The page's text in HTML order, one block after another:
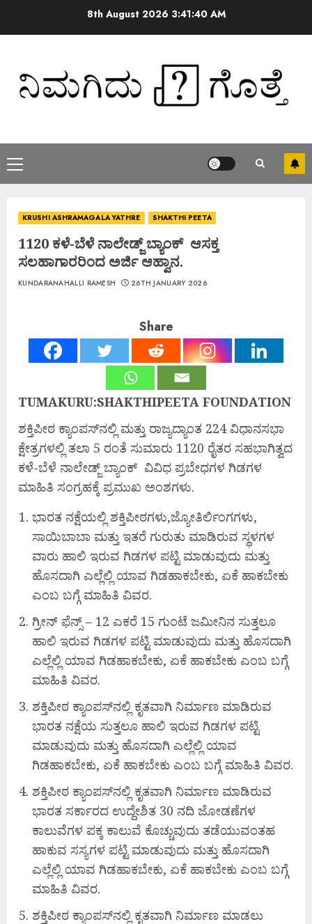
8th August 2026 3:41:41 AM
KRUSHI ASHRAMAGALA YATHRE SHAKTHI PEETA
1120 ಕಳೆ-ಬೆಳೆ ನಾಲೇಡ್ಜ್ ಬ್ಯಾಂಕ್ ಆಸಕ್ತ
ಸಲಹಾಗಾರರಿಂದ ಅರ್ಜಿ ಆಹ್ವಾನ.
KUNDARANAHALLI RAMESH 26TH JANUARY 2026
Share
TUMAKURU:SHAKTHIPEETA FOUNDATION
ಶಕ್ತಿಪೀಠ ಕ್ಯಾಂಪಸ್‌ನಲ್ಲಿ ಮತ್ತು ರಾಜ್ಯದ್ಯಾಂತ 224 ವಿಧಾನಸಭಾ
ಕ್ಷೇತ್ರಗಳಲ್ಲಿ ತಲಾ 5 ರಂತೆ ಸುಮಾರು 1120 ರೈತರ ಸಹಭಾಗಿತ್ವದ
ಕಳೆ-ಬೆಳೆ ನಾಲೇಡ್ಜ್ ಬ್ಯಾಂಕ್ ವಿವಿಧ ಪ್ರಬೇಧಗಳ ಗಿಡಗಳ
ಮಾಹಿತಿ ಸಂಗ್ರಹಕ್ಕೆ ಪ್ರಮುಖ ಅಂಶಗಳು.
ಭಾರತ ನಕ್ಷೆಯಲ್ಲಿ ಶಕ್ತಿಪೀಠಗಳು,ಜ್ಯೋತಿರ್ಲಿಂಗಗಳು,
ಸಾಯಿಬಾಬಾ ಮತ್ತು ಇತರೆ ಗುರುತು ಮಾಡಿರುವ ಸ್ಥಳಗಳ
ವಾರು ಹಾಲಿ ಇರುವ ಗಿಡಗಳ ಪಟ್ಟಿ ಮಾಡುವುದು ಮತ್ತು
ಹೊಸದಾಗಿ ಎಲ್ಲೆಲ್ಲಿ ಯಾವ ಗಿಡಹಾಕಬೇಕು, ಏಕೆ ಹಾಕಬೇಕು
ಎಂಬ ಬಗ್ಗೆ ಮಾಹಿತಿ ವಿವರ.
ಗ್ರೀನ್ ಫೆನ್ಸ್ – 12 ಎಕರೆ 15 ಗುಂಟೆ ಜಮೀನಿನ ಸುತ್ತಲೂ
ಹಾಲಿ ಇರುವ ಗಿಡಗಳ ಪಟ್ಟಿ ಮಾಡುವುದು ಮತ್ತು ಹೊಸದಾಗಿ
ಎಲ್ಲೆಲ್ಲಿ ಯಾವ ಗಿಡಹಾಕಬೇಕು, ಏಕೆ ಹಾಕಬೇಕು ಎಂಬ ಬಗ್ಗೆ
ಮಾಹಿತಿ ವಿವರ.
ಶಕ್ತಿಪೀಠ ಕ್ಯಾಂಪಸ್‌ನಲ್ಲಿ ಕೃತವಾಗಿ ನಿರ್ಮಾಣ ಮಾಡಿರುವ
ಭಾರತ ನಕ್ಷೆಯ ಸುತ್ತಲೂ ಹಾಲಿ ಇರುವ ಗಿಡಗಳ ಪಟ್ಟಿ
ಮಾಡುವುದು ಮತ್ತು ಹೊಸದಾಗಿ ಎಲ್ಲೆಲ್ಲಿ ಯಾವ
ಗಿಡಹಾಕಬೇಕು, ಏಕೆ ಹಾಕಬೇಕು ಎಂಬ ಬಗ್ಗೆ ಮಾಹಿತಿ ವಿವರ.
ಶಕ್ತಿಪೀಠ ಕ್ಯಾಂಪಸ್‌ನಲ್ಲಿ ಕೃತವಾಗಿ ನಿರ್ಮಾಣ ಮಾಡಿರುವ
ಭಾರತ ಸರ್ಕಾರದ ಉದ್ದೇಶಿತ 30 ನದಿ ಜೋಡಣೆಗಳ
ಕಾಲುವೆಗಳ ಪಕ್ಕ ಕಾಲುವೆ ಕೊಚ್ಚುವುದು ತಡೆಯುವಂತಹ
ಹಾಕುವ ಸಸ್ಯಗಳ ಪಟ್ಟಿ ಮಾಡುವುದು ಮತ್ತು ಹೊಸದಾಗಿ
ಎಲ್ಲೆಲ್ಲಿ ಯಾವ ಗಿಡಹಾಕಬೇಕು, ಏಕೆ ಹಾಕಬೇಕು ಎಂಬ ಬಗ್ಗೆ
ಮಾಹಿತಿ ವಿವರ.
ಶಕ್ತಿಪೀಠ ಕ್ಯಾಂಪಸ್‌ನಲ್ಲಿ ಕೃತವಾಗಿ ನಿರ್ಮಾಣ ಮಾಡಲು